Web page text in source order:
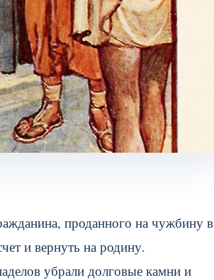
проданного на чужбину в
и вернуть на родину.
убрали долговые камни и